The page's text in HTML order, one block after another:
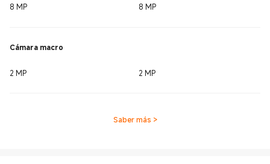
8 MP 8 MP
Cámara macro
2 MP 2 MP
Saber más >